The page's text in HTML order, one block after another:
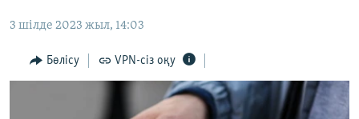
Skip
Search
ӘЛЕУМЕТ
ӘЛЕМ
3 шілде 2023 жыл, 14:03
Бөлісу VPN-сіз оқу